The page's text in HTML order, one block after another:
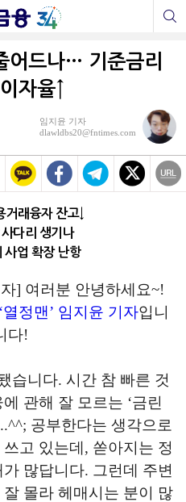
어드나… 기준금리
자율↑
임지윤 기자
dlawldbs20@fntimes.com
래융자 잔고↓
다리 생기나
사업 확장 난항
] 여러분 안녕하세요~!
‘열정맨’ 임지윤 기자입니
다!
습니다. 시간 참 빠른 것
관해 잘 모르는 ‘금린
공부한다는 생각으로
고 있는데, 쏟아지는 정
많답니다. 그런데 주변
몰라 헤매시는 분이 많